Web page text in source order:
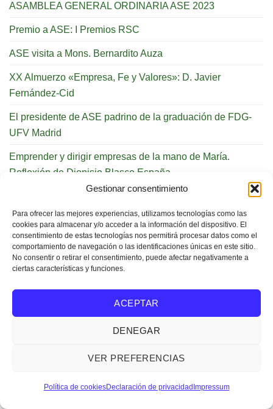
Gestionar consentimiento
Para ofrecer las mejores experiencias, utilizamos tecnologías como las
cookies para almacenar y/o acceder a la información del dispositivo. El
consentimiento de estas tecnologías nos permitirá procesar datos como el
comportamiento de navegación o las identificaciones únicas en este sitio.
No consentir o retirar el consentimiento, puede afectar negativamente a
ciertas características y funciones.
ACEPTAR
DENEGAR
VER PREFERENCIAS
Política de cookiesDeclaración de privacidad Impressum
ASAMBLEA GENERAL ORDINARIA ASE 2023
Premio a ASE: I Premios RSC
ASE visita a Mons. Bernardito Auza
XX Almuerzo «Empresa, Fe y Valores»: D. Javier
Fernández-Cid
El presidente de ASE padrino de la graduación de FDG-
UFV Madrid
Emprender y dirigir empresas de la mano de María.
Reflexión de Dionisio Blasco España
Acto de presentación de Acción Social Empresarial-ASE
en la Archidiócesis de Barcelona_4 de mayo
XIX Almuerzo «Empresa, Fe y Valores»: Dña. María Luisa
El empresario en clave de Resurrección. Reflexión de
Dionisio Blasco España